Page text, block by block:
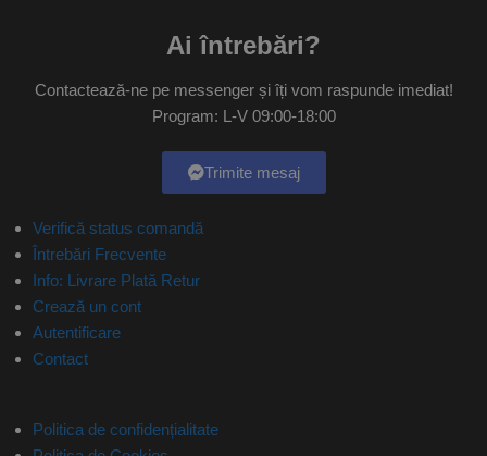
Ai întrebări?
Contactează-ne pe messenger și îți vom raspunde imediat!
Program: L-V 09:00-18:00
Trimite mesaj
Verifică status comandă
Întrebări Frecvente
Info: Livrare Plată Retur
Crează un cont
Autentificare
Contact
Politica de confidențialitate